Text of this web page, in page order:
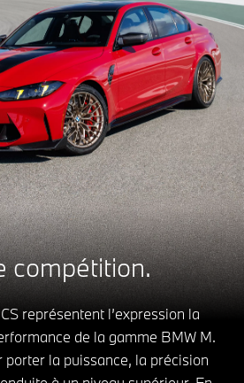
compétition.
représentent l’expression la
de la gamme BMW M.
porter la puissance, la précision